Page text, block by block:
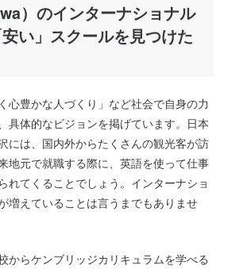
）のインターナショナル
い」スクールを見つけた
心豊かな人づくり」など社会で自身の力
具体的なビジョンを掲げています。日本
には、国内外からたくさんの観光客が訪
地元で就職する際に、英語を使って仕事
れてくることでしょう。インターナショ
増えていることは言うまでもありませ
からケンブリッジカリキュラムを学べる